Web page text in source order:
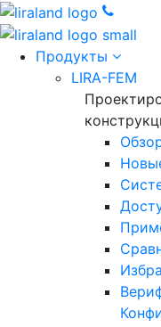
Продукты
LIRA-FEM